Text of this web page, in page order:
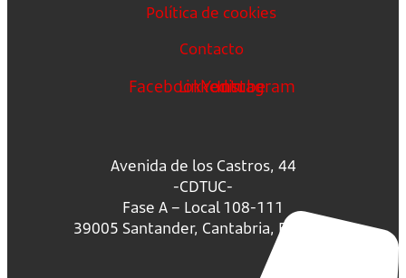
Política de cookies
Contacto
FacebookLinkedin
Youtube
Instagram
Avenida de los Castros, 44
-CDTUC-
Fase A – Local 108-111
39005 Santander, Cantabria, España.